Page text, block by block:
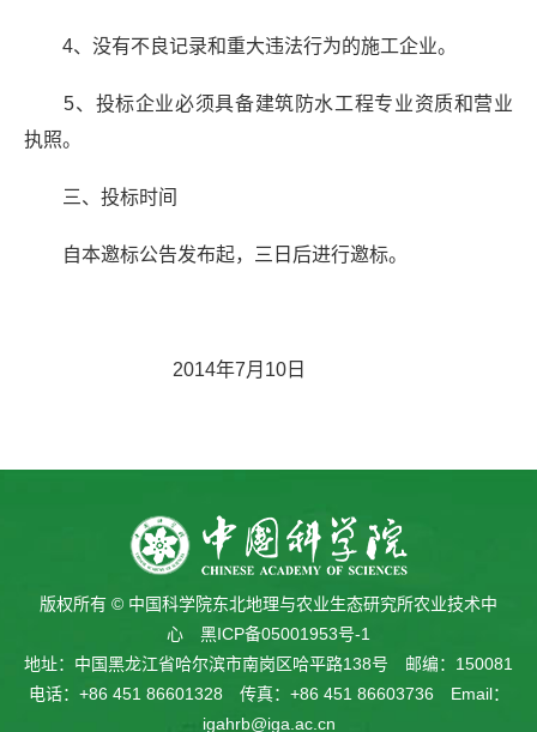
4、没有不良记录和重大违法行为的施工企业。
5、投标企业必须具备建筑防水工程专业资质和营业
执照。
三、 投标时间
自本邀标公告发布起，三日后进行邀标。
2014年7月10 日
版权所有 © 中国科学院东北地理与农业生态研究所农业技术中
心 黑ICP备05001953号-1
地址：中国黑龙江省哈尔滨市南岗区哈平路138号 邮编：150081
电话：+86 451 86601328 传真：+86 451 86603736 Email：
igahrb@iga.ac.cn